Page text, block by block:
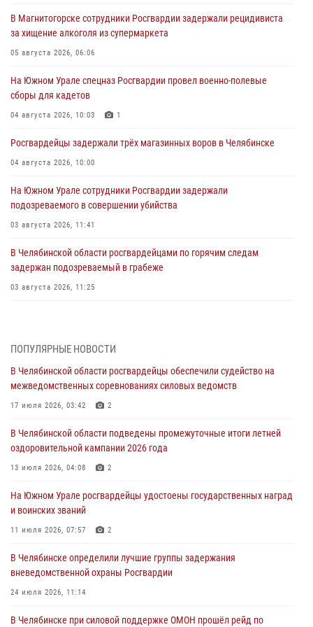
В Магнитогорске сотрудники Росгвардии задержали рецидивиста
за хищение алкоголя из супермаркета
05 августа 2026, 06:06
На Южном Урале спецназ Росгвардии провел военно-полевые
сборы для кадетов
04 августа 2026, 10:03 1
Росгвардейцы задержали трёх магазинных воров в Челябинске
04 августа 2026, 10:00
На Южном Урале сотрудники Росгвардии задержали
подозреваемого в совершении убийства
03 августа 2026, 11:41
В Челябинской области росгвардейцами по горячим следам
задержан подозреваемый в грабеже
03 августа 2026, 11:25
03 августа 2026, 09:22 1
Авиация Росгвардии совершила более 250 санитарных вылетов в
Донецкой Народной Республике
31 июля 2026, 11:33
Росгвардия обеспечивает безопасность граждан на южном
направлении
31 июля 2026, 11:32
В Уральском округе Росгвардии состоялось заседание
оперативного штаба
30 июля 2026, 10:53
ПОПУЛЯРНЫЕ НОВОСТИ
В Челябинской области росгвардейцы обеспечили судейство на
межведомственных соревнованиях силовых ведомств
17 июля 2026, 03:42 2
В Челябинской области подведены промежуточные итоги летней
оздоровительной кампании 2026 года
13 июля 2026, 04:08 2
На Южном Урале росгвардейцы удостоены государственных наград
и воинских званий
11 июля 2026, 07:57 2
В Челябинске определили лучшие группы задержания
вневедомственной охраны Росгвардии
24 июля 2026, 11:14
В Челябинске при силовой поддержке ОМОН прошёл рейд по